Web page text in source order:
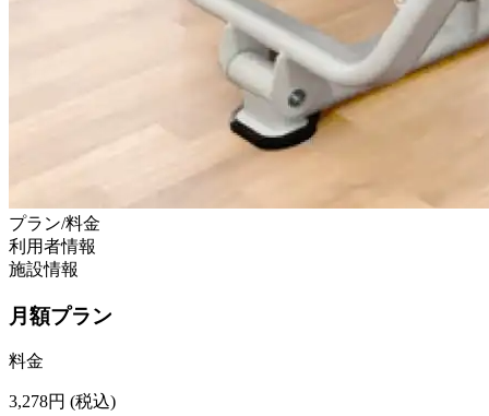
プラン/料金
利用者情報
施設情報
月額プラン
料金
3,278円 (税込)